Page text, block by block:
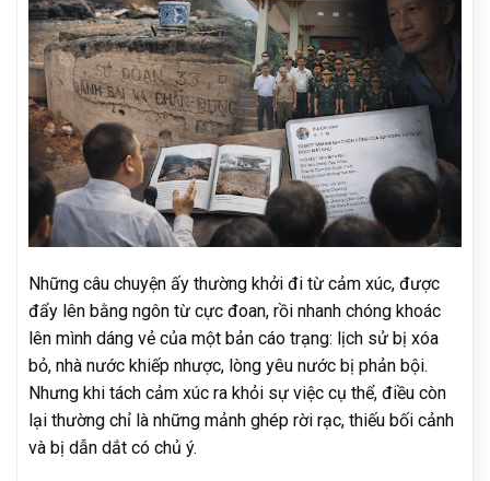
Những câu chuyện ấy thường khởi đi từ cảm xúc, được
đẩy lên bằng ngôn từ cực đoan, rồi nhanh chóng khoác
lên mình dáng vẻ của một bản cáo trạng: lịch sử bị xóa
bỏ, nhà nước khiếp nhược, lòng yêu nước bị phản bội.
Nhưng khi tách cảm xúc ra khỏi sự việc cụ thể, điều còn
lại thường chỉ là những mảnh ghép rời rạc, thiếu bối cảnh
và bị dẫn dắt có chủ ý.